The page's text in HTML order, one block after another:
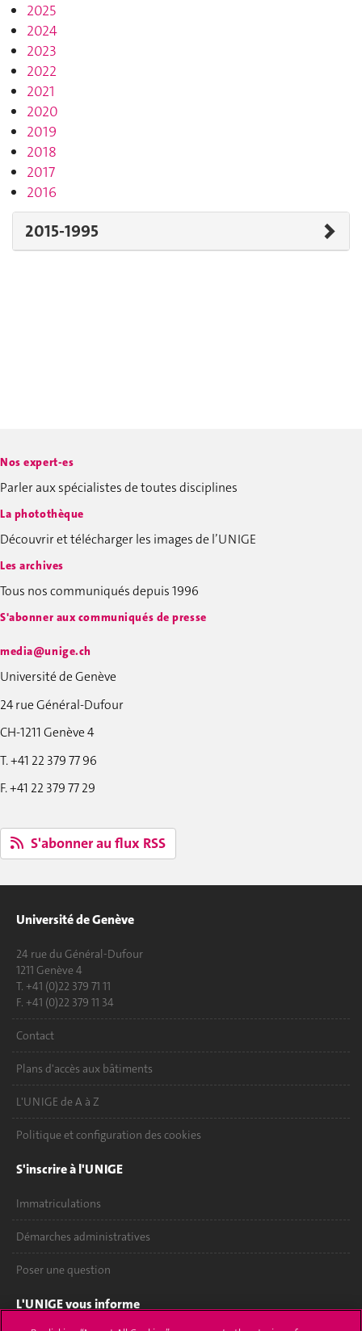
2025
2024
2023
2022
2021
2020
2019
2018
2017
2016
2015-1995
Nos expert-es
Parler aux spécialistes de toutes disciplines
La photothèque
Découvrir et télécharger les images de l’UNIGE
Les archives
Tous nos communiqués depuis 1996
S'abonner aux communiqués de presse
media@unige.ch
Université de Genève
24 rue Général-Dufour
CH-1211 Genève 4
T. +41 22 379 77 96
F. +41 22 379 77 29
S'abonner au flux RSS
Université de Genève
24 rue du Général-Dufour
1211 Genève 4
T. +41 (0)22 379 71 11
F. +41 (0)22 379 11 34
Contact
Plans d'accès aux bâtiments
L'UNIGE de A à Z
Politique et configuration des cookies
S'inscrire à l'UNIGE
Immatriculations
Démarches administratives
Poser une question
L'UNIGE vous informe